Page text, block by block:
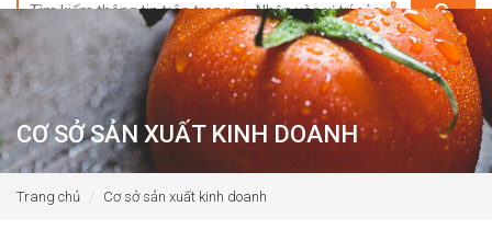
CƠ SỞ SẢN XUẤT KINH DOANH
Trang chủ Cơ sở sản xuất kinh doanh